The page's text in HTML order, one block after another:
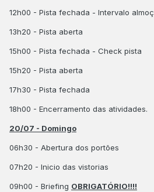
12h00 - Pista fechada - Intervalo
13h20 - Pista aberta
15h00 - Pista fechada - Check pista
15h20 - Pista aberta
17h30 - Pista fechada
18h00 - Encerramento das atividades.
20/07 - Domingo
06h30 - Abertura dos portões
07h20 - Inicio das vistorias
09h00 - Briefing OBRIGATÓRIO!!!!